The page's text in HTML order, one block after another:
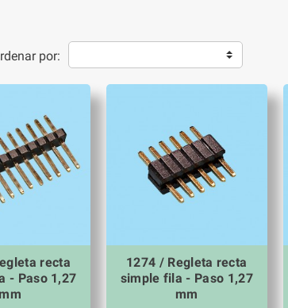
por:
recta
- Paso 1,27
mm
1274 / Regleta recta
simple fila - Paso 1,27
mm